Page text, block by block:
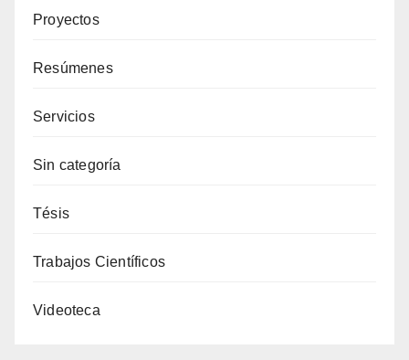
Proyectos
Resúmenes
Servicios
Sin categoría
Tésis
Trabajos Científicos
Videoteca